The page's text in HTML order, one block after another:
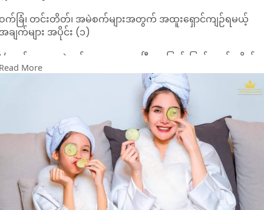
က်ခြံ၊ တင်းတိတ်၊ အမဲစက်များအတွက် အထူးရှောင်ကျဉ်ရမယ့်
ချက်များ အပိုင်း (၁)
မျက်နှာမှာ အမဲစက်လေးတွေက စပြီး တဖြည်းဖြည်း တင်းတိတ်
ဖြစ်သို့ ပြောင်းသွားတဲ့အခါမှာ မိန်းကလေးအများစုက တင်းတိတ်
ျောက်ချင်ဇောနဲ့ အိမ်မှာ / Salon မှာ (Chemical Peeling) တွေ
ြုလုပ်ကြတာကို တွေ့ရပါတယ်။ (Chemical Peeling) ဆိုတာက
ရေပြားတစ်လွှာချင်းမှာ ရှိတဲ့ အညစ်အကြေးတွေကို ချေးချွတ်ပေး
ာပါ။ တင်းတိတ်ဆိုတာက အရေပြား 2 လွှာရှိသည့်အနက် ဒုတိယ
လွှာမှာ သန္ဓေတည်ပြီး ဖြစ်ပေါ်လာတဲ့အတွက် Peeling လုပ်လိုက်
အခါမှာ ပထမအပေါ်ယံအရေပြားပါးလာလေလေ ဒုတိယအလွှာမှာ
တဲ့ တင်းတိတ်ကို ပိုပြီး ထင်ထင်ရှားရှား မြင်ရလေလေ ဖြစ်တာမို့
Peeling) လုပ်ခြင်းသည် တင်းတိတ်နဲ့ အမဲစက်တွေကို
ျောက်ကင်းအောင် လုပ်တဲ့ ကုထုံးလုံးဝ မဟုတ်တာကို သတိပြုစေ
ျင်ပါတယ်။‼️
More